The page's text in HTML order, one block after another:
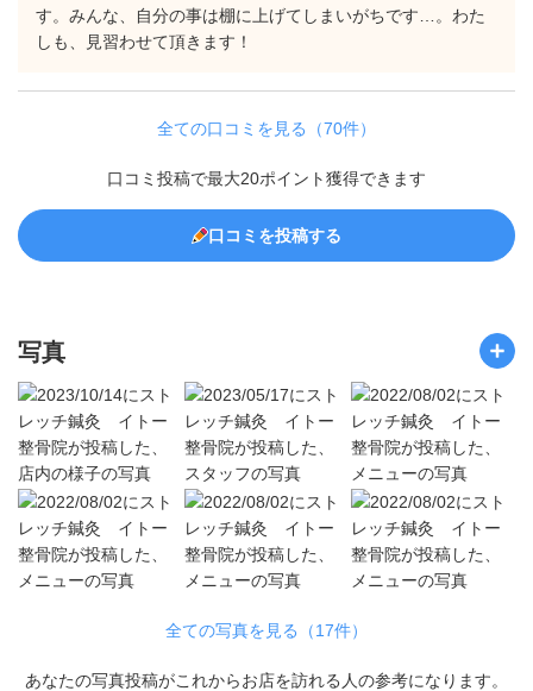
す。みんな、自分の事は棚に上げてしまいがちです…。わた
しも、見習わせて頂きます！
全ての口コミを見る（70件）
口コミ投稿で最大20ポイント獲得できます
口コミを投稿する
写真
全ての写真を見る（17件）
あなたの写真投稿がこれからお店を訪れる人の参考になります。